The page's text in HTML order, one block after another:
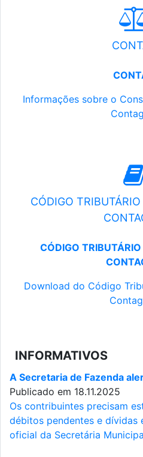
Informações sobre o
CÓDIGO
CÓDIGO
Download do Código
INFORMATIVOS
A Secretaria de Fazenda
Publicado em 18.11.2025
Os contribuintes precisam
débitos pendentes e dívidas
oficial da Secretária